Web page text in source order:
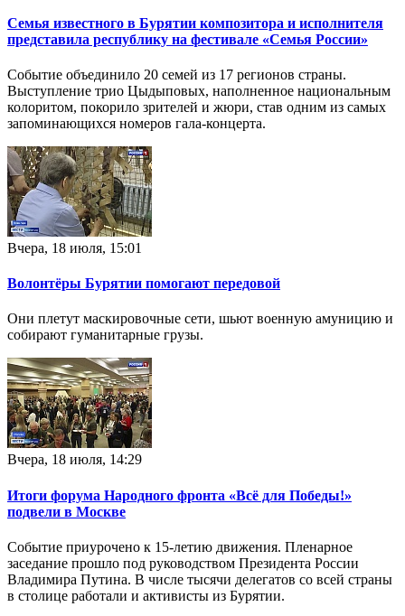
Семья известного в Бурятии композитора и исполнителя
представила республику на фестивале «Семья России»
Событие объединило 20 семей из 17 регионов страны.
Выступление трио Цыдыповых, наполненное национальным
колоритом, покорило зрителей и жюри, став одним из самых
запоминающихся номеров гала-концерта.
Вчера, 18 июля, 15:01
Волонтёры Бурятии помогают передовой
Они плетут маскировочные сети, шьют военную амуницию и
собирают гуманитарные грузы.
Вчера, 18 июля, 14:29
Итоги форума Народного фронта «Всё для Победы!»
подвели в Москве
Событие приурочено к 15-летию движения. Пленарное
заседание прошло под руководством Президента России
Владимира Путина. В числе тысячи делегатов со всей страны
в столице работали и активисты из Бурятии.